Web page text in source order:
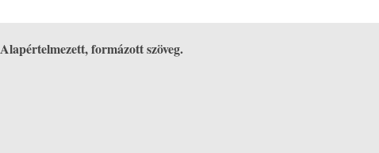
Alapértelmezett, formázott szöveg.